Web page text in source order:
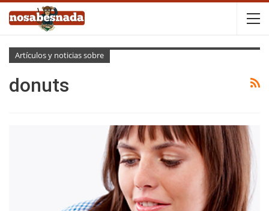
Artículos y noticias sobre
donuts